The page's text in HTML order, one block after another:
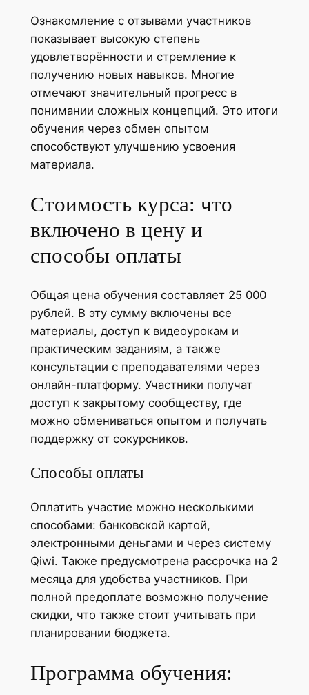
Ознакомление с отзывами участников
показывает высокую степень
удовлетворённости и стремление к
получению новых навыков. Многие
отмечают значительный прогресс в
понимании сложных концепций. Это итоги
обучения через обмен опытом
способствуют улучшению усвоения
материала.
Стоимость курса: что
включено в цену и
способы оплаты
Общая цена обучения составляет 25 000
рублей. В эту сумму включены все
материалы, доступ к видеоурокам и
практическим заданиям, а также
консультации с преподавателями через
онлайн-платформу. Участники получат
доступ к закрытому сообществу, где
можно обмениваться опытом и получать
поддержку от сокурсников.
Способы оплаты
Оплатить участие можно несколькими
способами: банковской картой,
электронными деньгами и через систему
Qiwi. Также предусмотрена рассрочка на 2
месяца для удобства участников. При
полной предоплате возможно получение
скидки, что также стоит учитывать при
планировании бюджета.
Программа обучения: